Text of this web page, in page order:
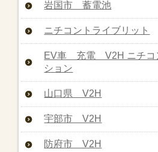
岩国市 蓄電池
ニチコントライブリット
EV車 充電 V2H ニチコ
ション
山口県 V2H
宇部市 V2H
防府市 V2H